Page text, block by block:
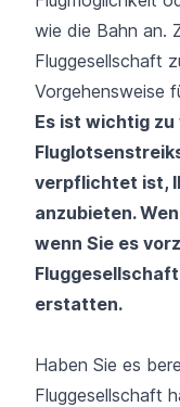
wie die Bahn an.
Fluggesellschaft
Vorgehensweise
Es ist wichtig zu
verpflichtet ist,
anzubieten.
wenn Sie es
erstatten.
Haben Sie es
Fluggesellschaft